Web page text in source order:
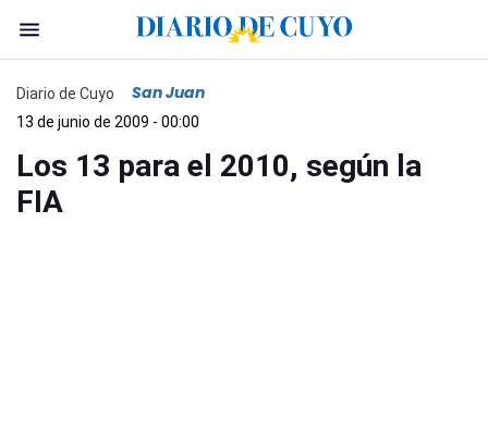
Diario de Cuyo San Juan
13 de junio de 2009 - 00:00
Los 13 para el 2010, según la
FIA